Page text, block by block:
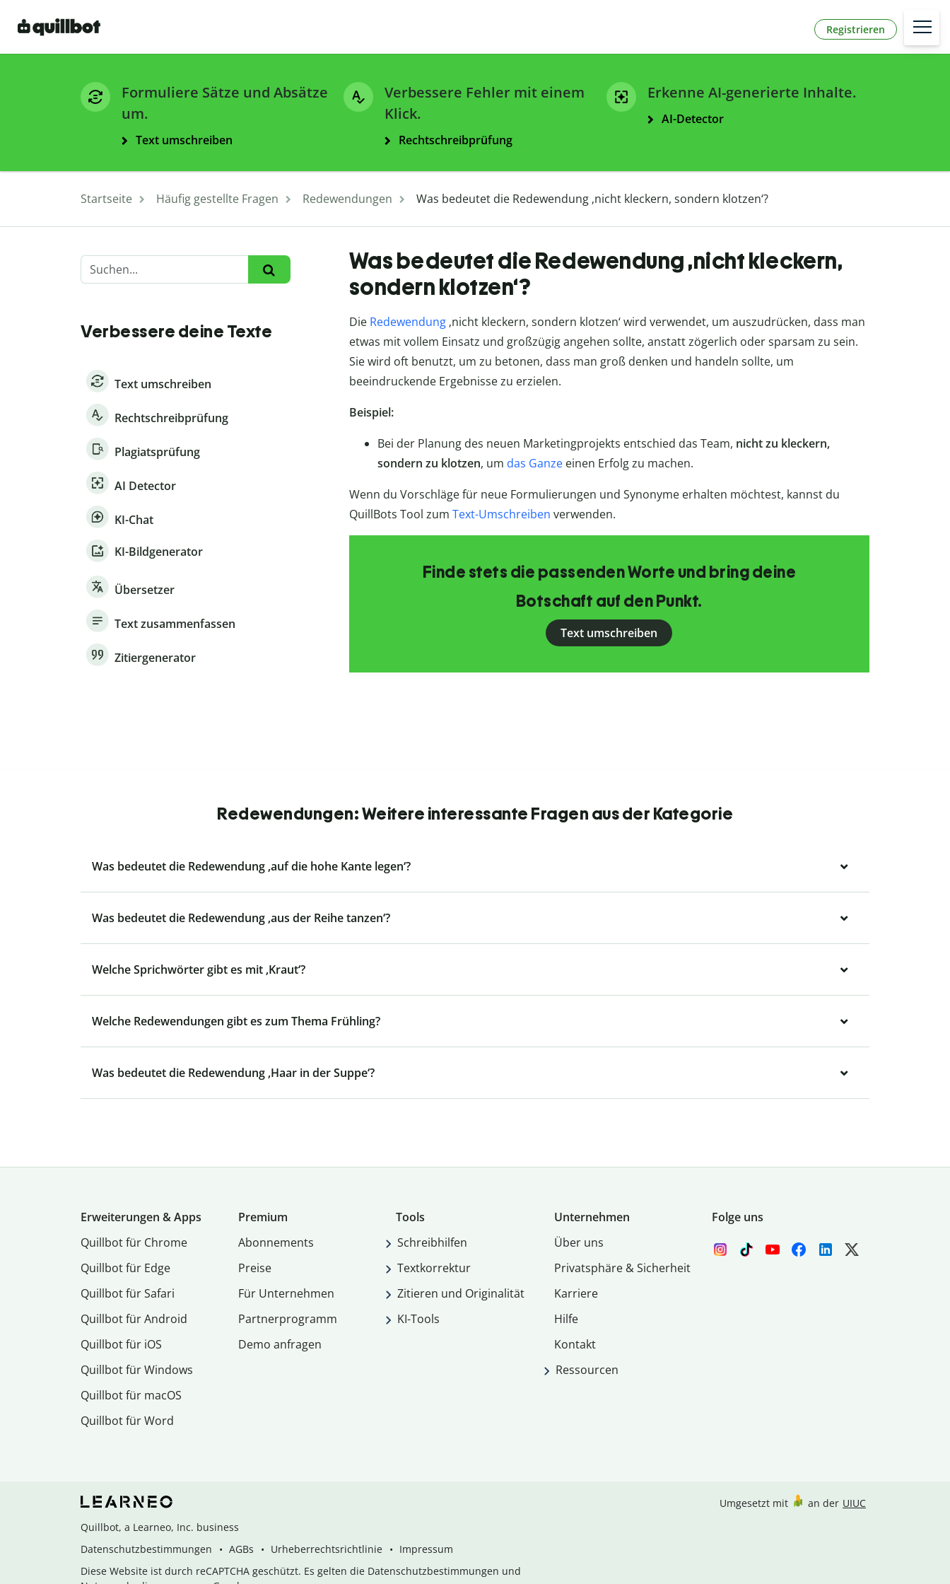
Registrieren
Formuliere Sätze und Absätze
um.
Text umschreiben
Verbessere Fehler mit einem
Klick.
Rechtschreibprüfung
Erkenne AI-generierte Inhalte.
AI-Detector
Startseite Häufig gestellte Fragen Redewendungen Was bedeutet die Redewendung ‚nicht kleckern, sondern klotzen‘?
Verbessere deine Texte
Text umschreiben
Rechtschreibprüfung
Plagiatsprüfung
AI Detector
KI-Chat
KI-Bildgenerator
Übersetzer
Text zusammenfassen
Zitiergenerator
Was bedeutet die Redewendung ‚nicht kleckern,
sondern klotzen‘?
Die Redewendung‚nicht kleckern, sondern klotzen‘ wird verwendet, um auszudrücken, dass man
etwas mit vollem Einsatz und großzügig angehen sollte, anstatt zögerlich oder sparsam zu sein.
Sie wird oft benutzt, um zu betonen, dass man groß denken und handeln sollte, um
beeindruckende Ergebnisse zu erzielen.
Beispiel:
Bei der Planung des neuen Marketingprojekts entschied das Team, nicht zu kleckern,
sondern zu klotzen, um das Ganzeeinen Erfolg zu machen.
Wenn du Vorschläge für neue Formulierungen und Synonyme erhalten möchtest, kannst du
QuillBots Tool zum Text-Umschreiben verwenden.
Finde stets die passenden Worte und bring deine
Botschaft auf den Punkt.
Text umschreiben
Redewendungen: Weitere interessante Fragen aus der Kategorie
Was bedeutet die Redewendung ‚auf die hohe Kante legen‘?
Was bedeutet die Redewendung ‚aus der Reihe tanzen‘?
Welche Sprichwörter gibt es mit ‚Kraut‘?
Welche Redewendungen gibt es zum Thema Frühling?
Was bedeutet die Redewendung ‚Haar in der Suppe‘?
Erweiterungen & Apps
Quillbot für Chrome
Quillbot für Edge
Quillbot für Safari
Quillbot für Android
Quillbot für iOS
Quillbot für Windows
Quillbot für macOS
Quillbot für Word
Premium
Abon­ne­ments
Preise
Für Unternehmen
Partnerprogramm
Demo anfragen
Tools
Schreibhilfen
Textkorrektur
Zitieren und Originalität
KI-Tools
Unternehmen
Über uns
Privatsphäre & Sicherheit
Karriere
Hilfe
Kontakt
Ressourcen
Folge uns
Quillbot, a Learneo, Inc. business
Datenschutzbestimmungen
AGBs Urheberrechtsrichtlinie
Impressum
Diese Website ist durch reCAPTCHA geschützt. Es gelten die Datenschutzbestimmungen und
Umgesetzt mit an der UIUC